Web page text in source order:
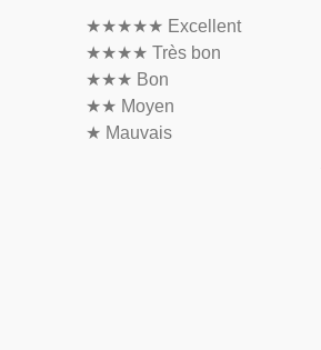
★★★★★ Excellent
★★★★ Très bon
★★★ Bon
★★ Moyen
★ Mauvais